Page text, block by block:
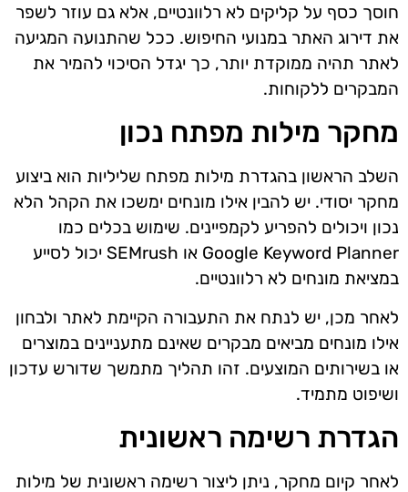
חוסך כסף על קליקים לא רלוונטיים, אלא גם עוזר לשפר
את דירוג האתר במנועי החיפוש. ככל שהתנועה המגיעה
לאתר תהיה ממוקדת יותר, כך יגדל הסיכוי להמיר את
המבקרים ללקוחות.
מחקר מילות מפתח נכון
השלב הראשון בהגדרת מילות מפתח שליליות הוא ביצוע
מחקר יסודי. יש להבין אילו מונחים ימשכו את הקהל הלא
נכון ויכולים להפריע לקמפיינים. שימוש בכלים כמו
Google Keyword Planner או SEMrush יכול לסייע
במציאת מונחים לא רלוונטיים.
לאחר מכן, יש לנתח את התעבורה הקיימת לאתר ולבחון
אילו מונחים מביאים מבקרים שאינם מתעניינים במוצרים
או בשירותים המוצעים. זהו תהליך מתמשך שדורש עדכון
ושיפוט מתמיד.
הגדרת רשימה ראשונית
לאחר קיום מחקר, ניתן ליצור רשימה ראשונית של מילות